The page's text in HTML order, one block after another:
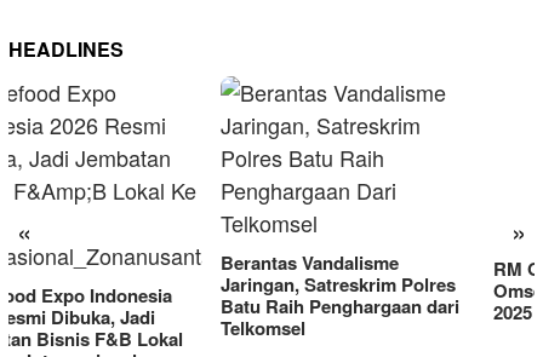
HEADLINES
« »
Berantas Vandalisme
Jaringan, Satreskrim Polres
Batu Raih Penghargaan dari
Telkomsel
RM OG Alami Kenaikan
Omset di Porprov IX Jatim
2025